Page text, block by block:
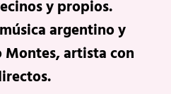
y propios.
argentino y
Montes, artista con